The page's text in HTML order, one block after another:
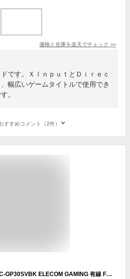
価格と在庫を楽天でチェック >>
です。ＸＩｎｐｕｔとＤｉｒｅｃ
幅広いゲームタイトルで使用でき
。
すすめコメント（2件）
【正規代理店】 エレコム JC-GP30SVBK ELECOM GAMING 有線 FPS ゲームパッド GP30SV PS系配置 振動 Xinput スティックカスタマイズ対応 FPS仕様 メカニカルトリガー ブラック 1年保証 アクセサリー 高耐久ボタン コントローラー ホビー 高品質